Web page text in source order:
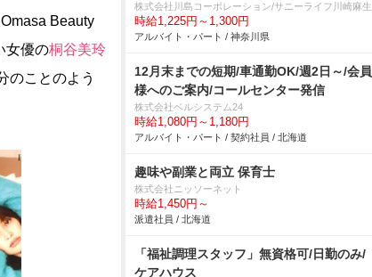
Beauty
女優の桐谷美玲
のことのよう
株式会社川島コーポレーション/サニーライフ川崎麻生
時給1,225円～1,300円
アルバイト・パート / 神奈川県
12月末までの短期/車通勤OK/週2日～/会員
様へのご案内/コールセンター発信
株式会社ベルシステム24
時給1,080円～1,180円
アルバイト・パート / 契約社員 / 北海道
趣味や副業と両立 保育士
株式会社ニッソーネット
時給1,450円～
派遣社員 / 北海道
「福祉調理スタッフ」無資格可/日勤のみ/
ケアハウス